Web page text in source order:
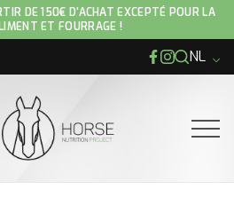
DE 150€ D'ACHAT EXCEPTÉ POUR LA
ET FOURRAGE !
Facebook
Instagram
NL